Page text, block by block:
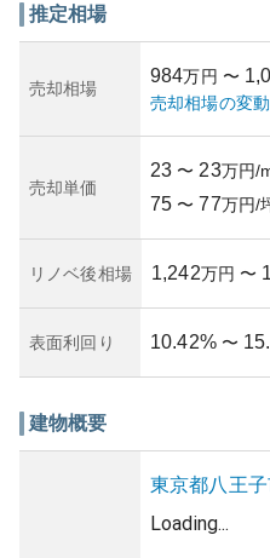
り、将来的な不動産価値の下
は詳細な情報が必要です。
所有リスクに関しては、地
の災害リスクを考慮するこ
が求められるでしょう。全体
利で安心感のある暮らしを期
推定相場
売却相場
984万円 〜
売却相場の変
売却単価
23 〜 23万円/
75 〜 77万円/
リノベ後相場 1,242万円 〜
表面利回り 10.42% 〜
建物概要
東京都八王
Loading...